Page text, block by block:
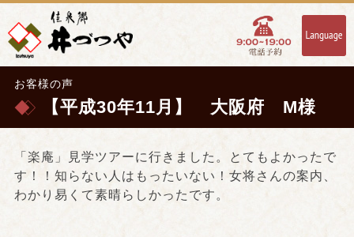
お客様の声
【平成30年11月】 大阪府 M様
「楽庵」見学ツアーに行きました。とてもよかったで
す！！知らない人はもったいない！女将さんの案内、
わかり易くて素晴らしかったです。